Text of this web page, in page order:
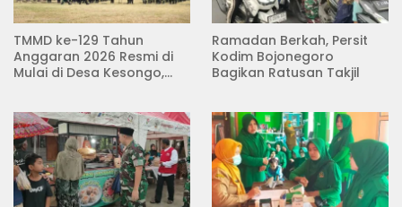
TMMD ke-129 Tahun
Anggaran 2026 Resmi di
Mulai di Desa Kesongo,
Ramadan Berkah, Persit
Kodim Bojonegoro
Bagikan Ratusan Takjil